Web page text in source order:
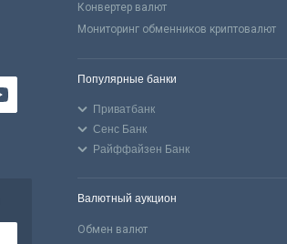
Конвертер валют
Мониторинг обменников криптовалют
Популярные банки
Приватбанк
Сенс Банк
Райффайзен Банк
Валютный аукцион
Обмен валют